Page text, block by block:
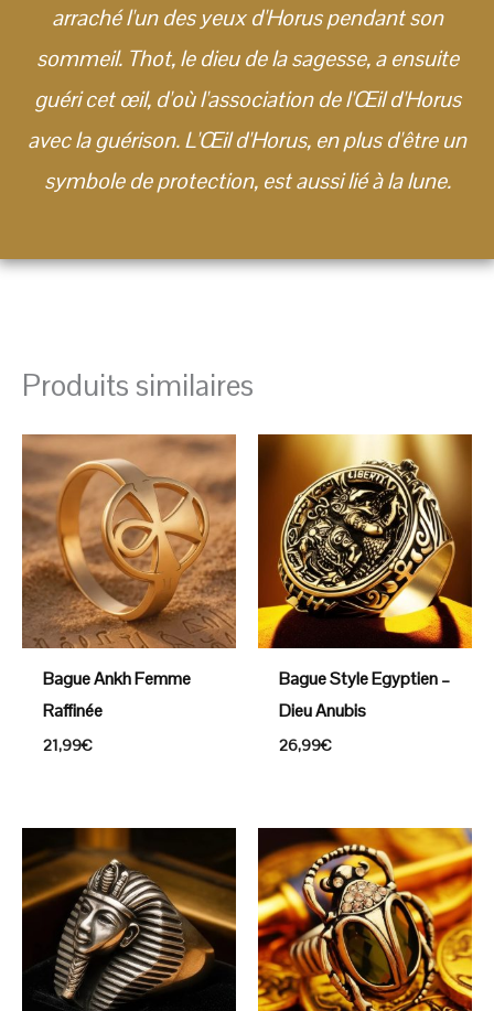
arraché l'un des yeux d'Horus pendant son
sommeil. Thot, le dieu de la sagesse, a ensuite
guéri cet œil, d'où l'association de l'Œil d'Horus
avec la guérison. L'Œil d'Horus, en plus d'être un
symbole de protection, est aussi lié à la lune.
Produits similaires
Bague Ankh Femme
Raffinée
21,99€
Bague Style Egyptien –
Dieu Anubis
26,99€